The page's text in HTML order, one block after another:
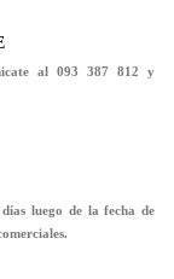
al 093 387 812 y
luego de la fecha de